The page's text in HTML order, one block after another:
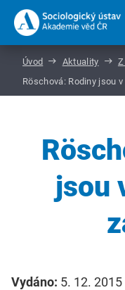
Úvod Aktuality
Röschová: Rodiny jsou
jsou
Vydáno: 5. 12. 2015